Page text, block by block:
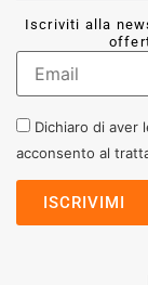
Iscriviti alla
Dichiaro di aver
acconsento al